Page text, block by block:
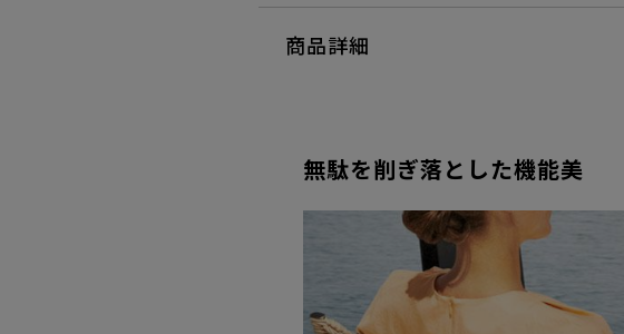
商品詳細
無駄を削ぎ落とした機能美